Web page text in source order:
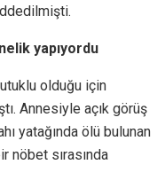
yapıyordu
olduğu için
Annesiyle açık görüş
yatağında ölü bulunan
nöbet sırasında